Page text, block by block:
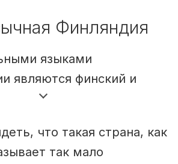
Финляндия
языками
являются финский и
языков защищены
что такая страна, как
так мало